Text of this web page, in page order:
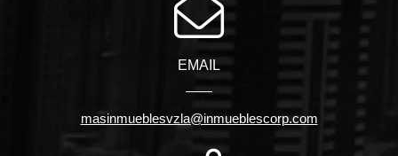
EMAIL
masinmueblesvzla@inmueblescorp.com